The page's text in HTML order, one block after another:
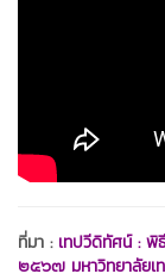
ที่มา : เทปวีดิทัศน์ :
๒๕๖๗ มหาวิทยาลัยเท